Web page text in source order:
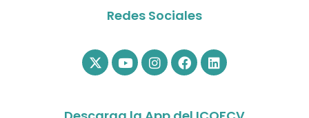
Redes Sociales